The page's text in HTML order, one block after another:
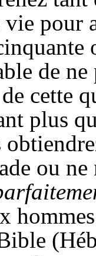
vie
de ne
cette
plus
ou